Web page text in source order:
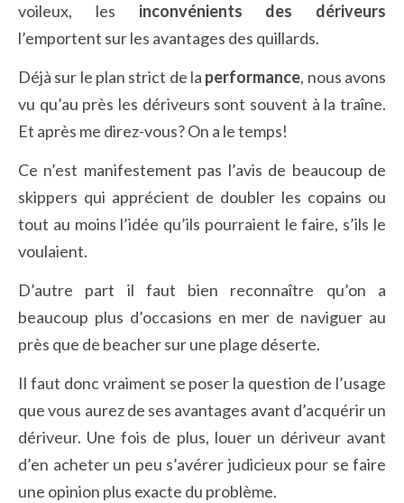
voileux, les inconvénients des dériveurs
l’emportent sur les avantages des quillards.
Déjà sur le plan strict de la performance, nous avons
vu qu’au près les dériveurs sont souvent à la traîne.
Et après me direz-vous? On a le temps!
Ce n’est manifestement pas l’avis de beaucoup de
skippers qui apprécient de doubler les copains ou
tout au moins l’idée qu’ils pourraient le faire, s’ils le
voulaient.
D’autre part il faut bien reconnaître qu’on a
beaucoup plus d’occasions en mer de naviguer au
près que de beacher sur une plage déserte.
Il faut donc vraiment se poser la question de l’usage
que vous aurez de ses avantages avant d’acquérir un
dériveur. Une fois de plus, louer un dériveur avant
d’en acheter un peu s’avérer judicieux pour se faire
une opinion plus exacte du problème.